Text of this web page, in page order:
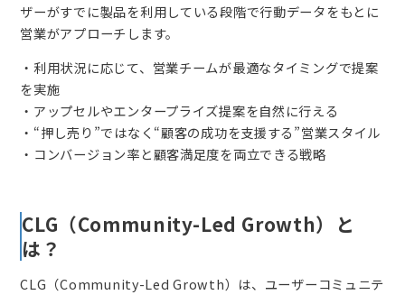
ザーがすでに製品を利用している段階で行動データをもとに
営業がアプローチします。
・利用状況に応じて、営業チームが最適なタイミングで提案
を実施
・アップセルやエンタープライズ提案を自然に行える
・“押し売り”ではなく“顧客の成功を支援する”営業スタイル
・コンバージョン率と顧客満足度を両立できる戦略
CLG（Community-Led Growth）と
は？
CLG（Community-Led Growth）は、ユーザーコミュニテ